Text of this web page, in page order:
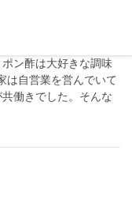
ン酢は大好きな調味
自営業を営んでいて
共働きでした。そんな